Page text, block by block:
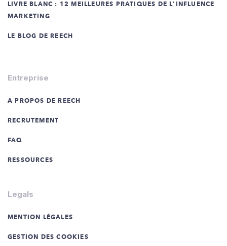
LIVRE BLANC : 12 MEILLEURES PRATIQUES DE L'INFLUENCE
MARKETING
LE BLOG DE REECH
Entreprise
A PROPOS DE REECH
RECRUTEMENT
FAQ
RESSOURCES
Legals
MENTION LÉGALES
GESTION DES COOKIES